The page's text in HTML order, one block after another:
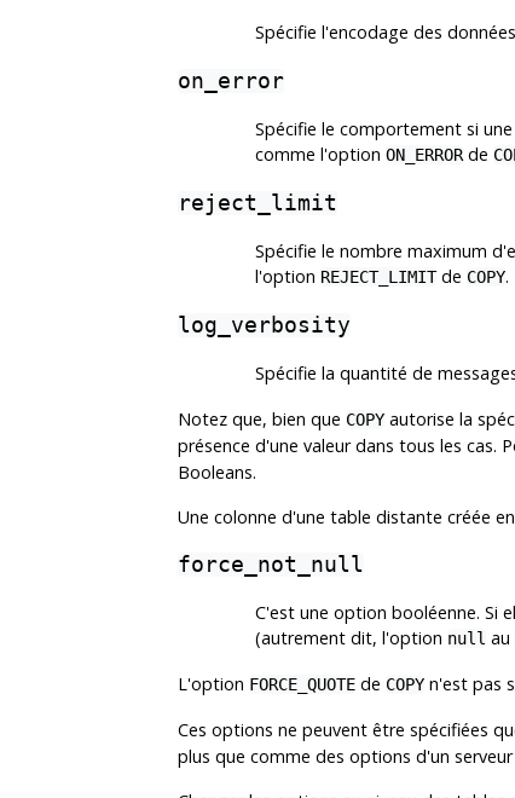
Spécifie l'encodage des
on_error
Spécifie le comportement si
comme l'option ON_ERRORde
reject_limit
Spécifie le nombre maximum
l'option REJECT_LIMITde COPY.
log_verbosity
Spécifie la quantité de
Notez que, bien que COPY autorise la
présence d'une valeur dans tous les cas.
Booleans.
Une colonne d'une table distante créée
force_not_null
C'est une option booléenne. Si
(autrement dit, l'option null au
L'option FORCE_QUOTE de COPY n'est pas
Ces options ne peuvent être spécifiées
plus que comme des options d'un